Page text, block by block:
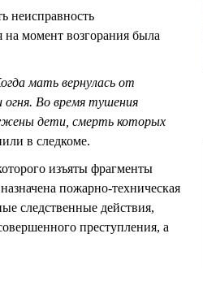
неисправность
на момент возгорания была
мать вернулась от
огня. Во время тушения
дети, смерть которых
в следкоме.
изъяты фрагменты
пожарно-техническая
следственные действия,
преступления, а